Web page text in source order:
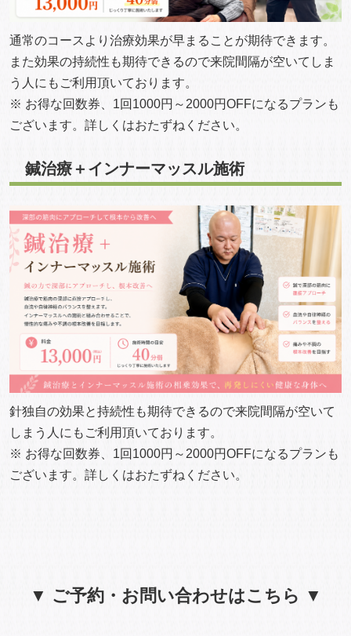
通常のコースより治療効果が早まることが期待できます。
また効果の持続性も期待できるので来院間隔が空いてしま
う人にもご利用頂いております。
※ お得な回数券、1回1000円～2000円OFFになるプランも
ございます。詳しくはおたずねください。
鍼治療＋インナーマッスル施術
針独自の効果と持続性も期待できるので来院間隔が空いて
しまう人にもご利用頂いております。
※ お得な回数券、1回1000円～2000円OFFになるプランも
ございます。詳しくはおたずねください。
▼ ご予約・お問い合わせはこちら ▼